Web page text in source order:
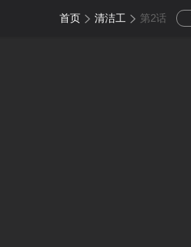
首页 清洁工 第2话